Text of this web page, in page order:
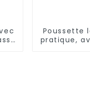
Poussette
pratique,